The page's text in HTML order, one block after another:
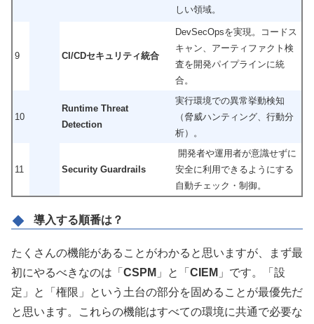
しい領域。
9 CI/CDセキュリティ統合
DevSecOpsを実現。コードス
キャン、アーティファクト検
査を開発パイプラインに統
合。
10
Runtime Threat
Detection
実行環境での異常挙動検知
（脅威ハンティング、行動分
析）。
11 Security Guardrails
開発者や運用者が意識せずに
安全に利用できるようにする
自動チェック・制御。
導入する順番は？
たくさんの機能があることがわかると思いますが、まず最
初にやるべきなのは「 CSPM 」と「 CIEM 」です。「設
定」と「権限」という土台の部分を固めることが最優先だ
と思います。これらの機能はすべての環境に共通で必要な